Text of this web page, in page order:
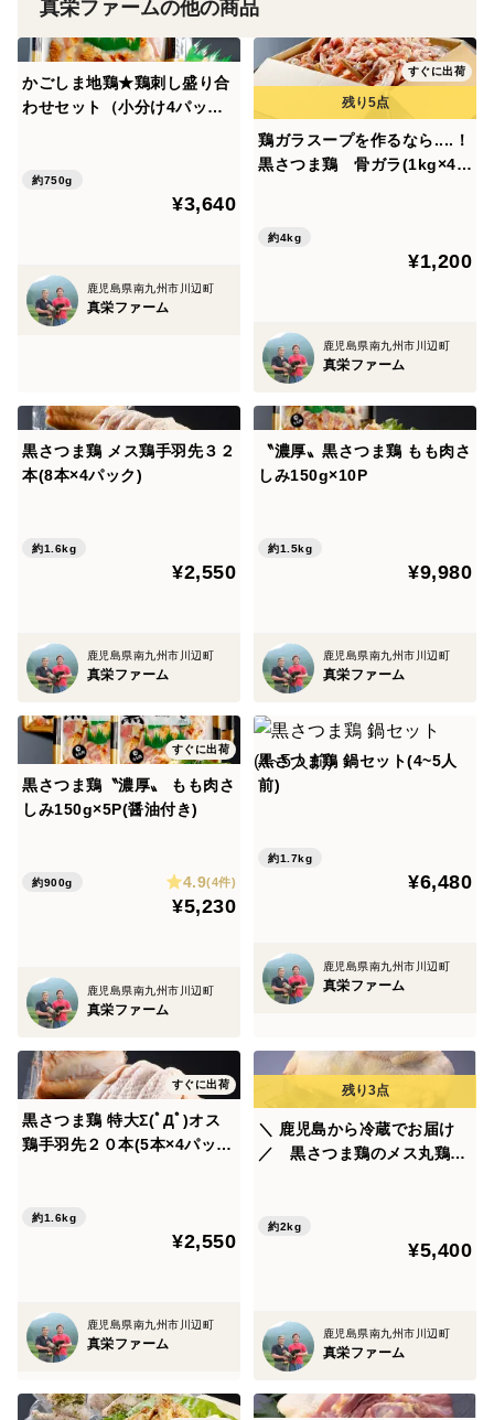
＜保存方法＞
＜賞味期限＞
ソーセージ：３６５日
鶏混ぜ込みご飯の素：３６５日
★鶏ソーセージ：≪黒さつま鶏36％使用≫鶏肉に占める
割合
鶏肉(国産)、でん粉、食塩、香辛料、ぶどう糖、卵粉
ル抽出物、V.E)、発色剤(硝酸K、亜硝酸Na)、香辛料抽
出物、(一部に鶏肉・卵を含む)
醤油、ごぼう、人参、砂糖、発酵調味料、風味調味料、
おろし生姜、食塩／調味料(アミノ酸等)、（一部に鶏
肉・小麦・大豆を含む)
★炭火焼き：鶏肉(鹿児島県産黒さつま鶏)、食塩(国内製
造）、昆布、干椎茸、干帆立貝柱
食肉の生食にはリスクがあります。
体調不良や体の弱っている方、ご年配の方やお子様の生
解凍後はその日のうちにお召し上がりください。
提供後は30分以内にお召し上がりください。
(常温に置いていると菌が増殖していく為、なるべく早
く食べ終えていただきたいです)
真栄ファームの他の商品
かごしま地鶏★鶏刺し盛り合
わせセット（小分け4パック
約750g
¥3,640
鹿児島県南九州市川辺町
真栄ファーム
すぐに出荷
鶏ガラスープを作るなら....！
黒さつま鶏 骨ガラ(1kg×4
約4kg
¥1,200
鹿児島県南九州市川辺町
真栄ファーム
黒さつま鶏 メス鶏手羽先３２
本(8本×4パック)
約1.6kg
¥2,550
鹿児島県南九州市川辺町
真栄ファーム
〝濃厚〟黒さつま鶏 もも肉さ
しみ150g×10P
約1.5kg
¥9,980
鹿児島県南九州市川辺町
真栄ファーム
すぐに出荷
黒さつま鶏〝濃厚〟 もも肉さ
しみ150g×5P(醤油付き)
約900g 4.9(4件)
¥5,230
鹿児島県南九州市川辺町
真栄ファーム
黒さつま鶏 鍋セット(4~5人
前)
約1.7kg
¥6,480
鹿児島県南九州市川辺町
真栄ファーム
すぐに出荷
黒さつま鶏 特大Σ(ﾟДﾟ)オス
鶏手羽先２０本(5本×4パッ
約1.6kg
¥2,550
鹿児島県南九州市川辺町
真栄ファーム
＼ 鹿児島から冷蔵でお届け
／ 黒さつま鶏のメス丸鶏1
約2kg
¥5,400
鹿児島県南九州市川辺町
真栄ファーム